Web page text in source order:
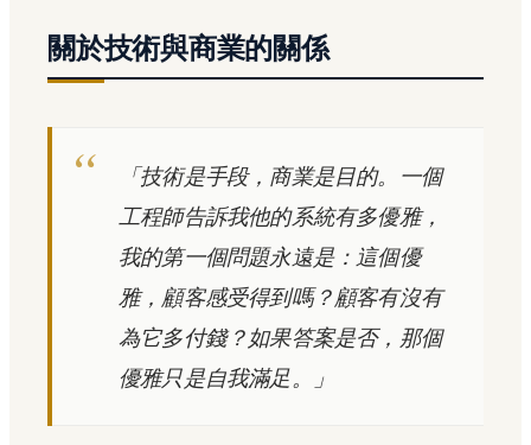
關於技術與商業的關係
「技術是手段，商業是目的。一個
工程師告訴我他的系統有多優雅，
我的第一個問題永遠是：這個優
雅，顧客感受得到嗎？顧客有沒有
為它多付錢？如果答案是否，那個
優雅只是自我滿足。」